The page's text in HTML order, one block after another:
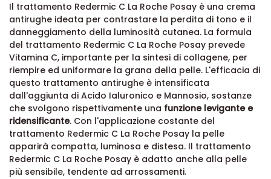
Il trattamento Redermic C La Roche Posay è una crema
antirughe ideata per contrastare la perdita di tono e il
danneggiamento della luminosità cutanea. La formula
del trattamento Redermic C La Roche Posay prevede
Vitamina C, importante per la sintesi di collagene, per
riempire ed uniformare la grana della pelle. L'efficacia di
questo trattamento antirughe è intensificata
dall'aggiunta di Acido Ialuronico e Mannosio, sostanze
che svolgono rispettivamente una funzione levigante e
ridensificante. Con l'applicazione costante del
trattamento Redermic C La Roche Posay la pelle
apparirà compatta, luminosa e distesa. Il trattamento
Redermic C La Roche Posay è adatto anche alla pelle
più sensibile, tendente ad arrossamenti.